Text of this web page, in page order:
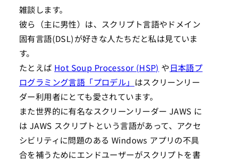
雑談します。
彼ら（主に男性）は、スクリプト言語やドメイン
固有言語(DSL)が好きな人たちだと私は見ていま
す。
たとえば Hot Soup Processor (HSP) や日本語プ
ログラミング言語「プロデル」 はスクリーンリー
ダー利用者にとても愛されています。
また世界的に有名なスクリーンリーダー JAWS に
は JAWS スクリプトという言語があって、アクセ
シビリティに問題のある Windows アプリの不具
合を補うためにエンドユーザーがスクリプトを書